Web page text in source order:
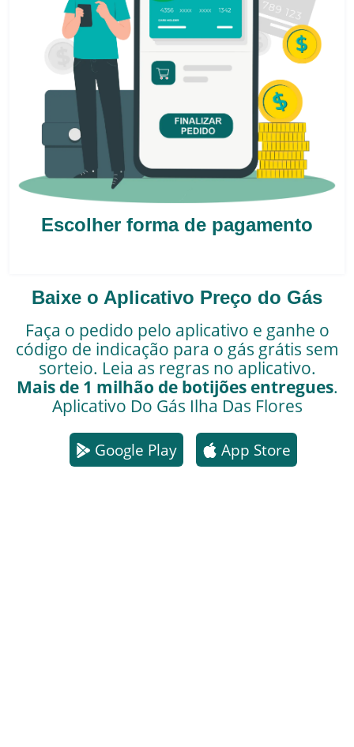
Escolher forma de pagamento
Baixe o Aplicativo Preço do Gás
Faça o pedido pelo aplicativo e ganhe o
código de indicação para o gás grátis sem
sorteio. Leia as regras no aplicativo.
Mais de 1 milhão de botijões entregues.
Aplicativo Do Gás Ilha Das Flores
Google Play App Store